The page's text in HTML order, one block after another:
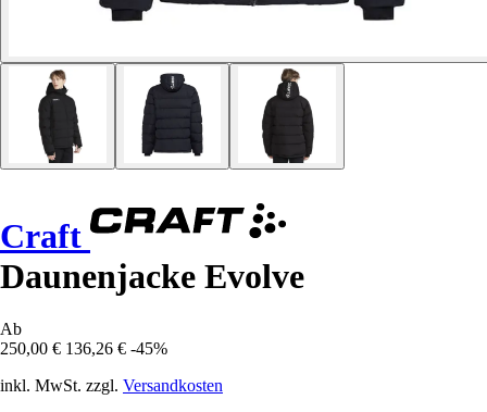
Craft
Daunenjacke Evolve
Ab
250,00 € 136,26 € -45%
inkl. MwSt. zzgl. Versandkosten